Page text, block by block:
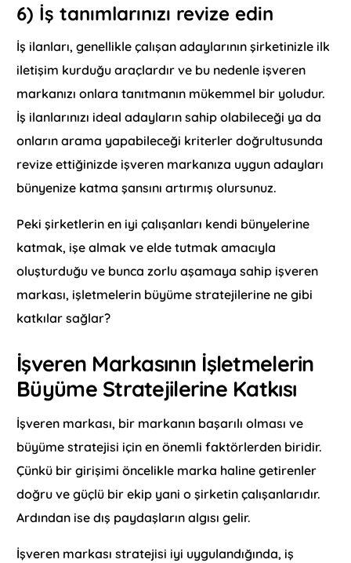
6) İş tanımlarınızı revize edin
İş ilanları, genellikle çalışan adaylarının şirketinizle ilk
iletişim kurduğu araçlardır ve bu nedenle işveren
markanızı onlara tanıtmanın mükemmel bir yoludur.
İş ilanlarınızı ideal adayların sahip olabileceği ya da
onların arama yapabileceği kriterler doğrultusunda
revize ettiğinizde işveren markanıza uygun adayları
bünyenize katma şansını artırmış olursunuz.
Peki şirketlerin en iyi çalışanları kendi bünyelerine
katmak, işe almak ve elde tutmak amacıyla
oluşturduğu ve bunca zorlu aşamaya sahip işveren
markası, işletmelerin büyüme stratejilerine ne gibi
katkılar sağlar?
İşveren Markasının İşletmelerin
Büyüme Stratejilerine Katkısı
İşveren markası, bir markanın başarılı olması ve
büyüme stratejisi için en önemli faktörlerden biridir.
Çünkü bir girişimi öncelikle marka haline getirenler
doğru ve güçlü bir ekip yani o şirketin çalışanlarıdır.
Ardından ise dış paydaşların algısı gelir.
İşveren markası stratejisi iyi uygulandığında, iş